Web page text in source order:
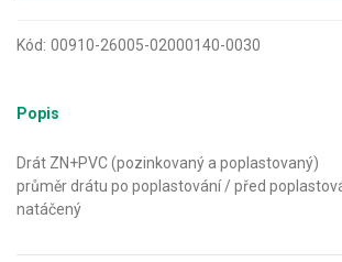
Kód: 00910-26005-02000140-0030
Popis
Drát ZN+PVC (pozinkovaný a poplastovaný)
průměr drátu po poplastování / před
natáčený